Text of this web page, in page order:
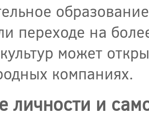
переходе на
может
компаниях.
личности и